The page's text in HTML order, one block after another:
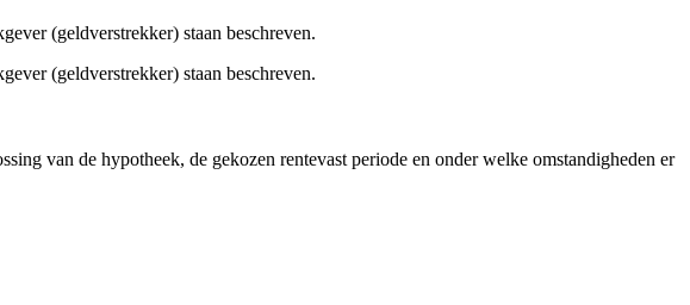
(geldverstrekker) staan beschreven.
(geldverstrekker) staan beschreven.
van de hypotheek, de gekozen rentevast periode en onder welke omstandigheden er